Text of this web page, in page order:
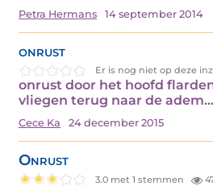
Petra Hermans 14 september 2014
onrust
Er is nog niet op deze
onrust door het hoofd
vliegen terug naar de adem…
Cece Ka 24 december 2015
Onrust
3.0 met 1 stemmen